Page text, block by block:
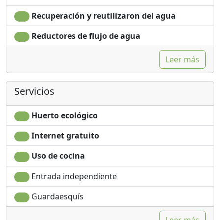
Recuperación y reutilizaron del agua
Reductores de flujo de agua
Leer más
Servicios
Huerto ecológico
Internet gratuito
Uso de cocina
Entrada independiente
Guardaesquís